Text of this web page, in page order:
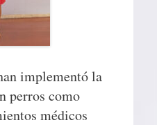
implementó la
perros como
médicos